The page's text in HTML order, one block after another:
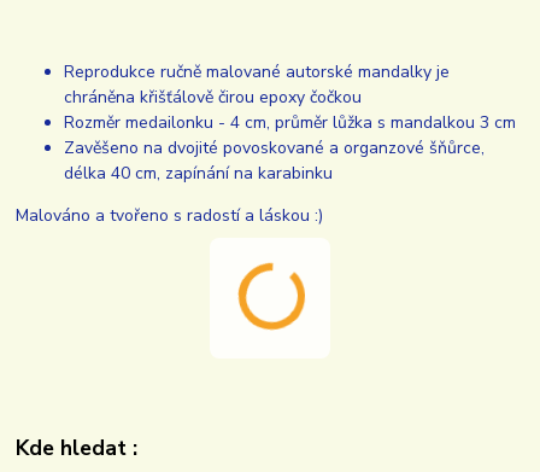
Reprodukce ručně malované autorské mandalky je
chráněna křišťálově čirou epoxy čočkou
Rozměr medailonku - 4 cm, průměr lůžka s mandalkou 3 cm
Zavěšeno na dvojité povoskované a organzové šňůrce,
délka 40 cm, zapínání na karabinku
Malováno a tvořeno s radostí a láskou :)
Kde hledat :